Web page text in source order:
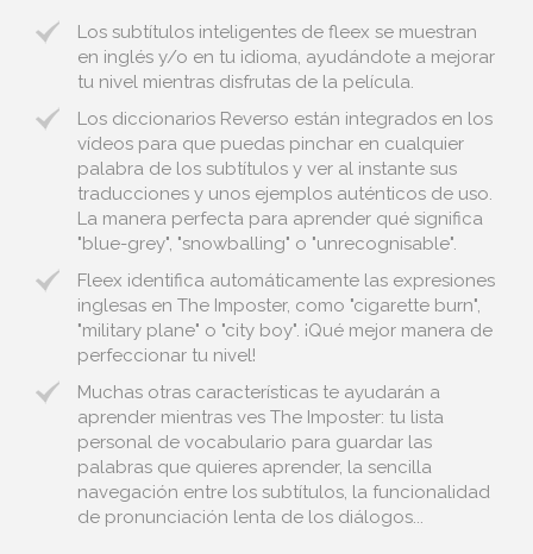
Los subtítulos inteligentes de fleex se muestran
en inglés y/o en tu idioma, ayudándote a mejorar
tu nivel mientras disfrutas de la película.
Los diccionarios Reverso están integrados en los
vídeos para que puedas pinchar en cualquier
palabra de los subtítulos y ver al instante sus
traducciones y unos ejemplos auténticos de uso.
La manera perfecta para aprender qué significa
"blue-grey", "snowballing" o "unrecognisable".
Fleex identifica automáticamente las expresiones
inglesas en The Imposter, como "cigarette burn",
"military plane" o "city boy". ¡Qué mejor manera de
perfeccionar tu nivel!
Muchas otras características te ayudarán a
aprender mientras ves The Imposter: tu lista
personal de vocabulario para guardar las
palabras que quieres aprender, la sencilla
navegación entre los subtítulos, la funcionalidad
de pronunciación lenta de los diálogos...